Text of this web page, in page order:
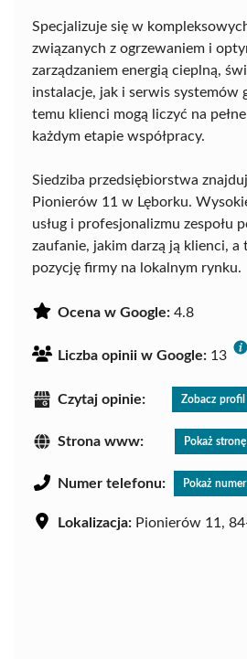
Specjalizuje się w
związanych z ogrzewaniem i
zarządzaniem energią cieplną,
instalacje, jak i serwis systemów
temu klienci mogą liczyć na
każdym etapie współpracy.
Siedziba przedsiębiorstwa
Pionierów 11 w Lęborku.
usług i profesjonalizmu zespołu
zaufanie, jakim darzą ją klienci, a
pozycję firmy na lokalnym rynku.
Ocena w Google: 4.8
Liczba opinii w Google: 13
Czytaj opinie: Zobacz profil
Strona www: Pokaż stronę
Numer telefonu: Pokaż numer
Lokalizacja: Pionierów 11,